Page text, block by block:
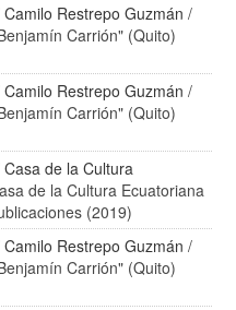
Camilo Restrepo Guzmán /
Carrión" (Quito)
Camilo Restrepo Guzmán /
Carrión" (Quito)
Casa de la Cultura
de la Cultura Ecuatoriana
(2019)
Camilo Restrepo Guzmán /
Carrión" (Quito)